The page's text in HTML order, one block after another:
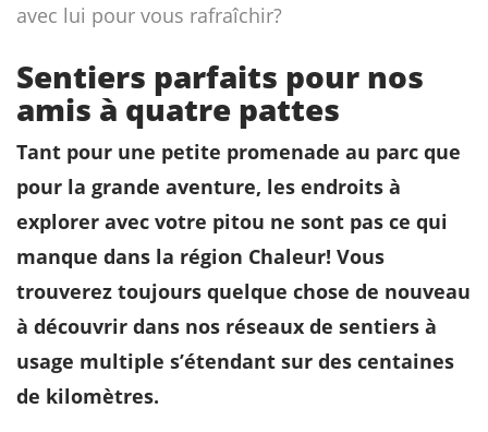
avec lui pour vous rafraîchir?
Sentiers parfaits pour nos
amis à quatre pattes
Tant pour une petite promenade au parc que
pour la grande aventure, les endroits à
explorer avec votre pitou ne sont pas ce qui
manque dans la région Chaleur! Vous
trouverez toujours quelque chose de nouveau
à découvrir dans nos réseaux de sentiers à
usage multiple s’étendant sur des centaines
de kilomètres.